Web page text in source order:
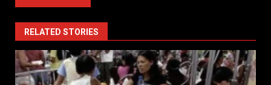
RELATED STORIES